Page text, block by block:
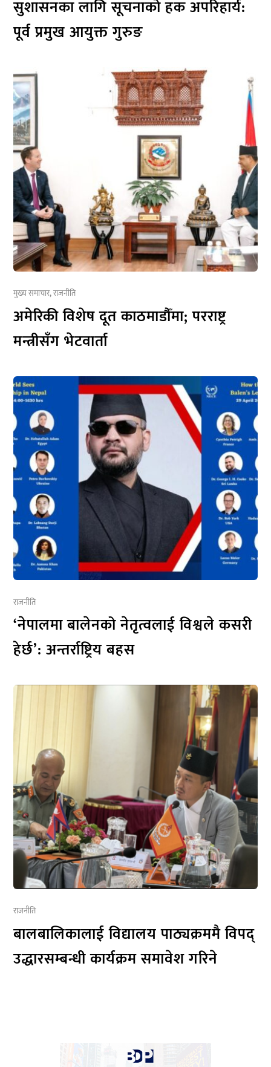
सुशासनका लागि सूचनाको हक अपरिहार्य:
पूर्व प्रमुख आयुक्त गुरुङ
मुख्य समाचार,राजनीति
अमेरिकी विशेष दूत काठमाडौँमा; परराष्ट्र
मन्त्रीसँग भेटवार्ता
राजनीति
‘नेपालमा बालेनको नेतृत्वलाई विश्वले कसरी
हेर्छ’: अन्तर्राष्ट्रिय बहस
राजनीति
बालबालिकालाई विद्यालय पाठ्यक्रममै विपद्
उद्धारसम्बन्धी कार्यक्रम समावेश गरिने